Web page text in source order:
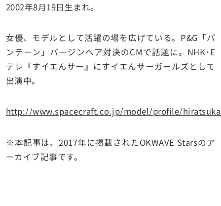
2002年8月19日生まれ。
女優、モデルとして活躍の場を広げている。P&G「パ
ンテーン」バージンヘア対決のCMで話題に。NHK･E
テレ『すイエんサー』にすイエんサーガールズとして
出演中。
http://www.spacecraft.co.jp/model/profile/
※本記事は、2017年に掲載されたOKWAVE Starsのア
ーカイブ記事です。